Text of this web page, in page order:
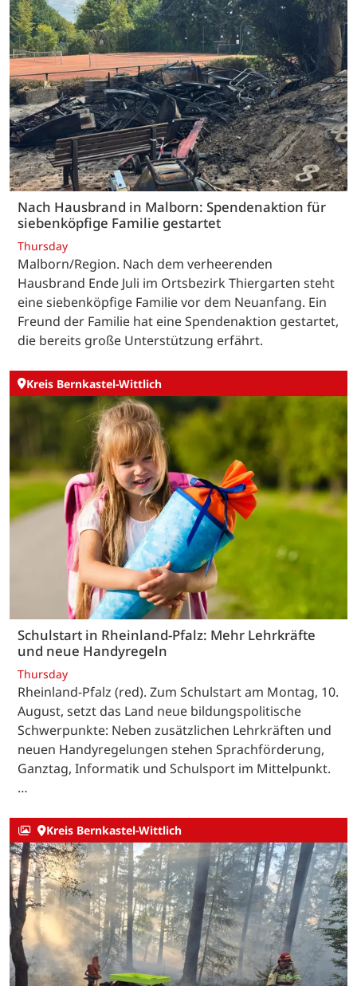
Nach Hausbrand in Malborn: Spendenaktion für
siebenköpfige Familie gestartet
Thursday
Malborn/Region. Nach dem verheerenden
Hausbrand Ende Juli im Ortsbezirk Thiergarten steht
eine siebenköpfige Familie vor dem Neuanfang. Ein
Freund der Familie hat eine Spendenaktion gestartet,
die bereits große Unterstützung erfährt.
Kreis Bernkastel-Wittlich
Schulstart in Rheinland-Pfalz: Mehr Lehrkräfte
und neue Handyregeln
Thursday
Rheinland-Pfalz (red). Zum Schulstart am Montag, 10.
August, setzt das Land neue bildungspolitische
Schwerpunkte: Neben zusätzlichen Lehrkräften und
neuen Handyregelungen stehen Sprachförderung,
Ganztag, Informatik und Schulsport im Mittelpunkt.
…
Kreis Bernkastel-Wittlich